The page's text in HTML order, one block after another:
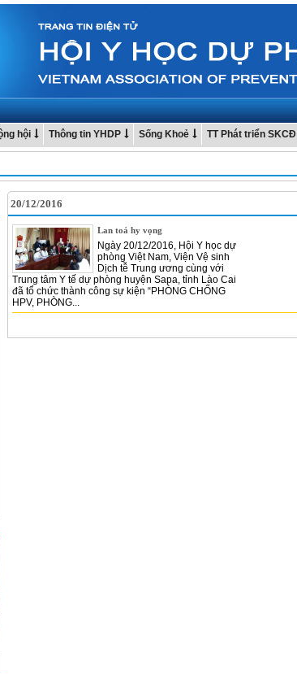
hội Thông tin YHDP Sống Khoẻ TT Phát triển SKCĐ
20/12/2016
Lan toả hy vọng
Ngày 20/12/2016, Hội Y học dự
phòng Việt Nam, Viện Vệ sinh
Dịch tễ Trung ương cùng với
Trung tâm Y tế dự phòng huyện Sapa, tỉnh Lào Cai
đã tổ chức thành công sự kiện “PHÒNG CHỐNG
HPV, PHÒNG...